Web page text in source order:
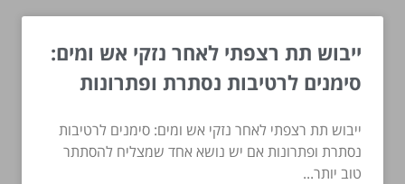
ייבוש תת רצפתי לאחר נזקי אש ומים:
סימנים לרטיבות נסתרת ופתרונות
ייבוש תת רצפתי לאחר נזקי אש ומים: סימנים לרטיבות
נסתרת ופתרונות אם יש נושא אחד שמצליח להסתתר
טוב יותר...